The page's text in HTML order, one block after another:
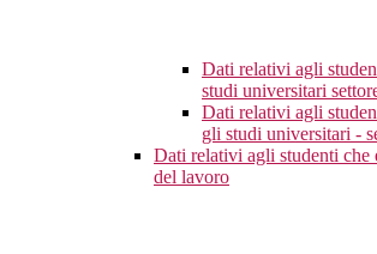
Dati relativi agli
studi universitari
Dati relativi agli
gli studi universitari -
Dati relativi agli studenti che
del lavoro